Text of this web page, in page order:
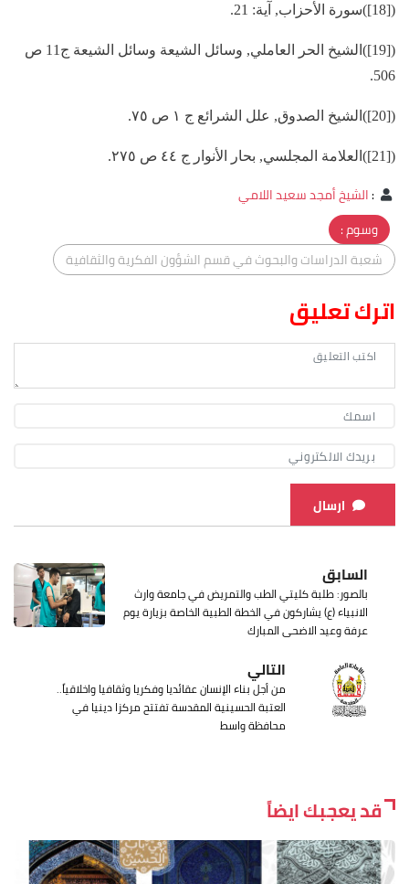
([18])سورة الأحزاب, آية: 21.
([19])الشيخ الحر العاملي, وسائل الشيعة وسائل الشيعة ج11 ص
506.
([20])الشيخ الصدوق, علل الشرائع ج ١ ص ٧٥.
([21])العلامة المجلسي, بحار الأنوار ج ٤٤ ص ٢٧٥.
:الشيخ أمجد سعيد اللامي
وسوم :
شعبة الدراسات والبحوث في قسم الشؤون الفكرية والثقافية
اترك تعليق
ارسال
السابق
بالصور: طلبة كليتي الطب والتمريض في جامعة وارث
الانبياء (ع) يشاركون في الخطة الطبية الخاصة بزيارة يوم
عرفة وعيد الاضحى المبارك
التالي
من أجل بناء الإنسان عقائديا وفكريا وثقافيا واخلاقياً..
العتبة الحسينية المقدسة تفتتح مركزا دينيا في
محافظة واسط
قد يعجبك ايضاً